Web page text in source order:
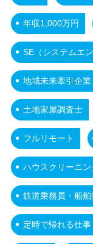
年収1,000万円
SE（システムエン
地域未来牽引企業
土地家屋調査士
フルリモート
ハウスクリーニン
鉄道乗務員・船舶
定時で帰れる仕事